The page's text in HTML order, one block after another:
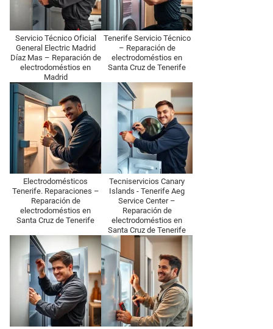
Servicio Técnico Oficial
General Electric Madrid
Díaz Mas – Reparación de
electrodoméstios en
Madrid
Tenerife Servicio Técnico
– Reparación de
electrodoméstios en
Santa Cruz de Tenerife
Electrodomésticos
Tenerife. Reparaciones –
Reparación de
electrodoméstios en
Santa Cruz de Tenerife
Tecniservicios Canary
Islands - Tenerife Aeg
Service Center –
Reparación de
electrodoméstios en
Santa Cruz de Tenerife